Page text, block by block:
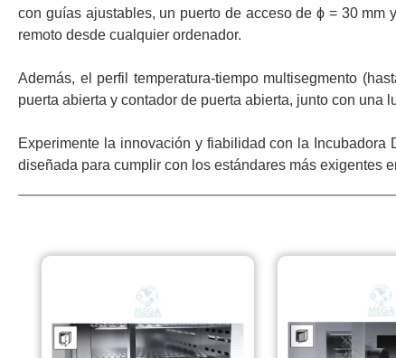
con guías ajustables, un puerto de acceso de ϕ = 30 mm
remoto desde cualquier ordenador.
Además, el perfil temperatura-tiempo multisegmento
puerta abierta y contador de puerta abierta, junto con
Experimente la innovación y fiabilidad con la
diseñada para cumplir con los estándares más exigentes